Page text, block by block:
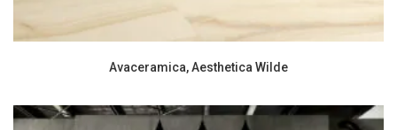
Avaceramica, Aesthetica Wilde